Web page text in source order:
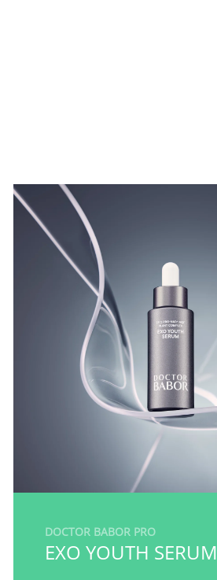
DOCTOR BABOR PRO
EXO YOUTH SERUM